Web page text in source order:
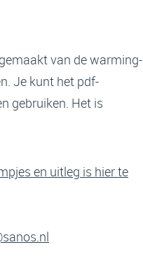
van de warming-
Je kunt het pdf-
gebruiken. Het is
en uitleg is hier te